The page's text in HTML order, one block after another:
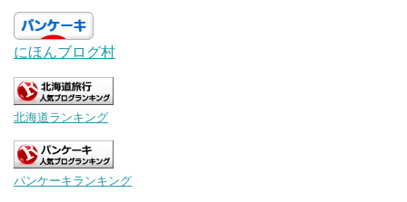
にほんブログ村
北海道ランキング
パンケーキランキング